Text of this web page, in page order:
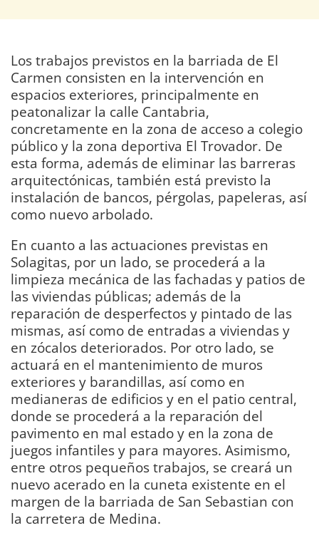
Los trabajos previstos en la barriada de El
Carmen consisten en la intervención en
espacios exteriores, principalmente en
peatonalizar la calle Cantabria,
concretamente en la zona de acceso a colegio
público y la zona deportiva El Trovador. De
esta forma, además de eliminar las barreras
arquitectónicas, también está previsto la
instalación de bancos, pérgolas, papeleras, así
como nuevo arbolado.
En cuanto a las actuaciones previstas en
Solagitas, por un lado, se procederá a la
limpieza mecánica de las fachadas y patios de
las viviendas públicas; además de la
reparación de desperfectos y pintado de las
mismas, así como de entradas a viviendas y
en zócalos deteriorados. Por otro lado, se
actuará en el mantenimiento de muros
exteriores y barandillas, así como en
medianeras de edificios y en el patio central,
donde se procederá a la reparación del
pavimento en mal estado y en la zona de
juegos infantiles y para mayores. Asimismo,
entre otros pequeños trabajos, se creará un
nuevo acerado en la cuneta existente en el
margen de la barriada de San Sebastian con
la carretera de Medina.